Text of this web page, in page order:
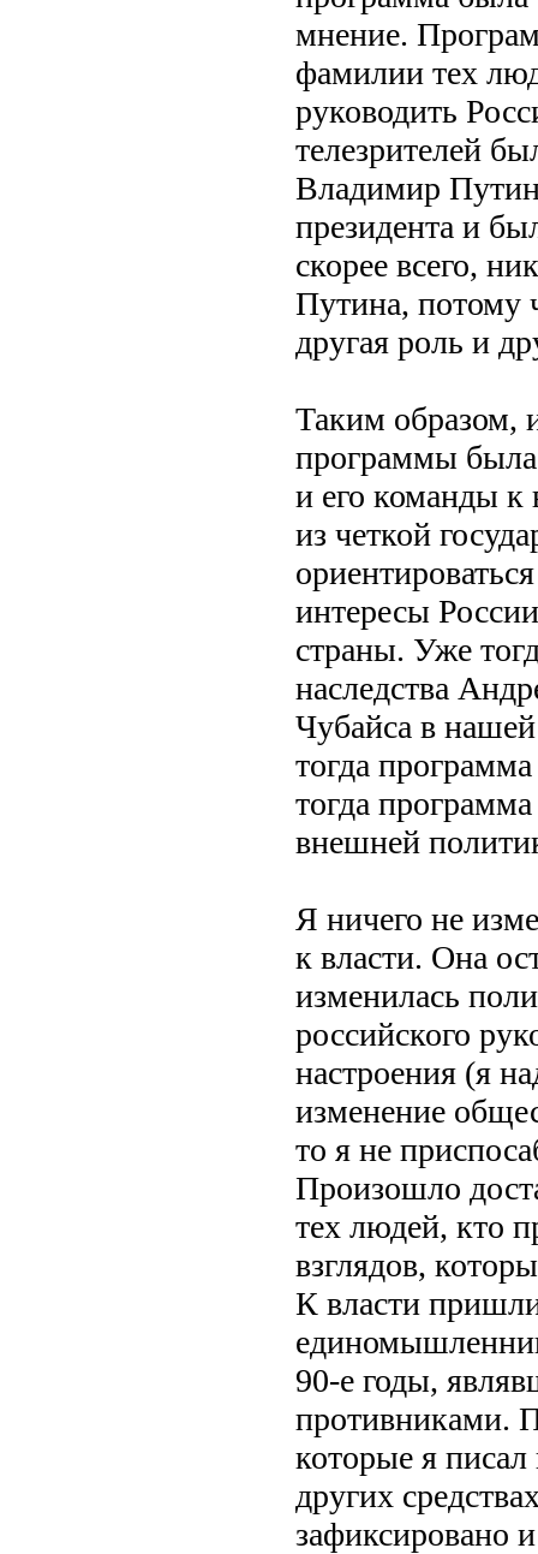
мнение.
фамилии тех
руководить
телезрителей
Владимир
президента и
скорее всего,
Путина, потому
другая роль и
Таким образом,
программы
и его команды к
из четкой
интересы
страны. Уже
наследства
Чубайса в
тогда
тогда
внешней
Я ничего не
к власти. Она
изменилась
российского
настроения (я
изменение
то я не
Произошло
тех людей, кто
взглядов,
К власти
90-е годы,
противниками.
которые я писал
других
зафиксировано